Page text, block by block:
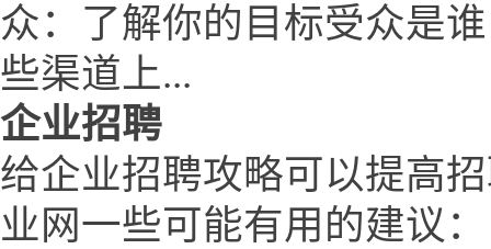
众：了解你的目标受众是
些渠道上...
企业招聘
给企业招聘攻略可以提高
业网一些可能有用的建议